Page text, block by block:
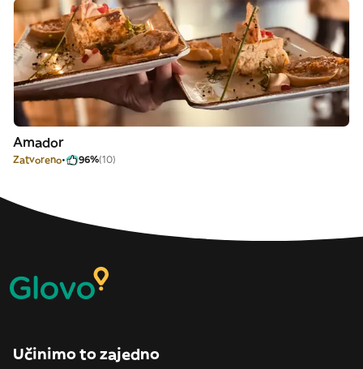
Amador
Zatvoreno 96%(10)
Učinimo to zajedno